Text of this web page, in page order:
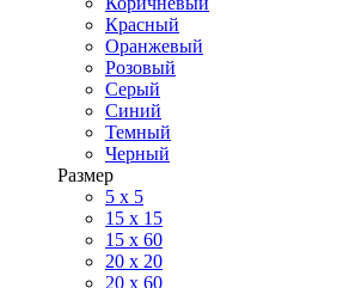
Красный
Оранжевый
Розовый
Серый
Синий
Темный
Черный
Размер
5 x 5
15 x 15
15 x 60
20 х 20
20 x 60